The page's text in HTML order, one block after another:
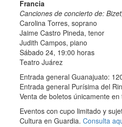
Francia
Canciones de concierto de:
Carolina Torres, soprano
Jaime Castro Pineda, tenor
Judith Campos, piano
Sábado 24, 19:00 horas
Teatro Juárez
Entrada general Guanajuato:
Entrada general Purísima del
Venta de boletos únicamente
Eventos con cupo limitado y
Cultura en Guardia. Consulta